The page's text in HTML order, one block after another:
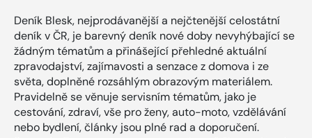
Deník Blesk, nejprodávanější a nejčtenější celostátní
deník v ČR, je barevný deník nové doby nevyhýbající se
žádným tématům a přinášející přehledné aktuální
zpravodajství, zajímavosti a senzace z domova i ze
světa, doplněné rozsáhlým obrazovým materiálem.
Pravidelně se věnuje servisním tématům, jako je
cestování, zdraví, vše pro ženy, auto-moto, vzdělávání
nebo bydlení, články jsou plné rad a doporučení.